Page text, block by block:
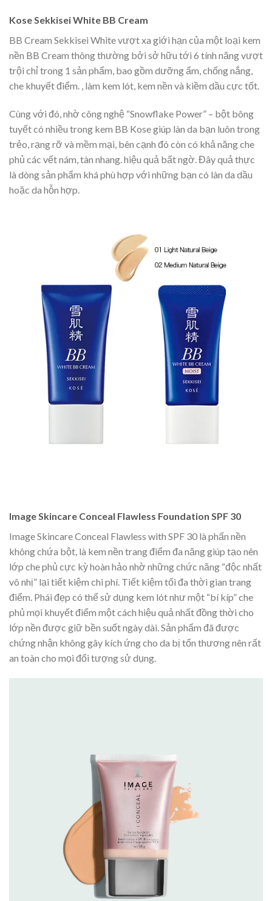
Kose Sekkisei White BB Cream
BB Cream Sekkisei White vượt xa giới hạn của một loại kem
nền BB Cream thông thường bởi sở hữu tới 6 tính năng vượt
trội chỉ trong 1 sản phẩm, bao gồm dưỡng ẩm, chống nắng,
che khuyết điểm. , làm kem lót, kem nền và kiềm dầu cực tốt.
Cùng với đó, nhờ công nghệ “Snowflake Power” – bột bông
tuyết có nhiều trong kem BB Kose giúp làn da bạn luôn trong
trẻo, rạng rỡ và mềm mại, bên cạnh đó còn có khả năng che
phủ các vết nám, tàn nhang. hiệu quả bất ngờ. Đây quả thực
là dòng sản phẩm khá phù hợp với những bạn có làn da dầu
hoặc da hỗn hợp.
Image Skincare Conceal Flawless Foundation SPF 30
Image Skincare Conceal Flawless with SPF 30 là phấn nền
không chứa bột, là kem nền trang điểm đa năng giúp tạo nên
lớp che phủ cực kỳ hoàn hảo nhờ những chức năng “độc nhất
vô nhị” lại tiết kiệm chi phí. Tiết kiệm tối đa thời gian trang
điểm. Phái đẹp có thể sử dụng kem lót như một “bí kíp” che
phủ mọi khuyết điểm một cách hiệu quả nhất đồng thời cho
lớp nền được giữ bền suốt ngày dài. Sản phẩm đã được
chứng nhận không gây kích ứng cho da bị tổn thương nên rất
an toàn cho mọi đối tượng sử dụng.